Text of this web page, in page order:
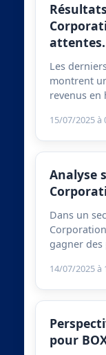
Les
montrent
revenus
15/07/2025 à
Analyse
Dans un
gagner
14/07/2025 à
pour